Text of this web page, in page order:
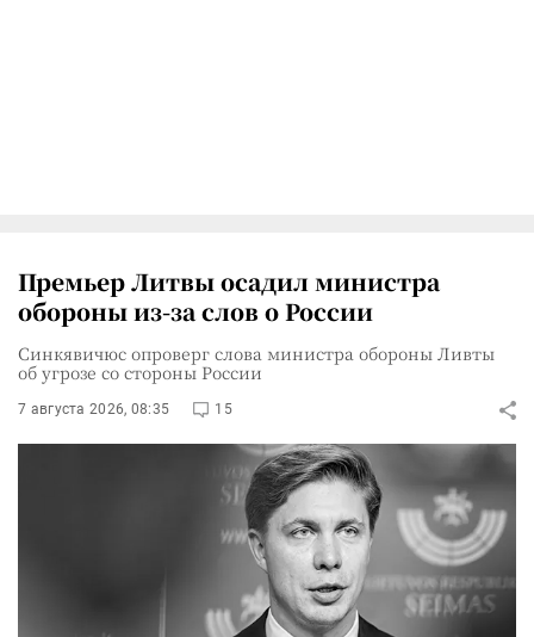
Премьер Литвы осадил министра
обороны из-за слов о России
Синкявичюс опроверг слова министра обороны Ливты
об угрозе со стороны России
7 августа 2026, 08:35 15